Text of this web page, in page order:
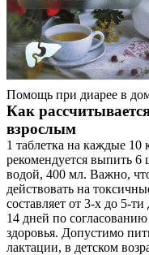
Помощь при диарее в
Как
взрослым
1 таблетка на каждые 10
рекомендуется выпить 6
водой, 400 мл. Важно,
действовать на
составляет от 3-х до 5-
14 дней по
здоровья. Допустимо
лактации, в детском